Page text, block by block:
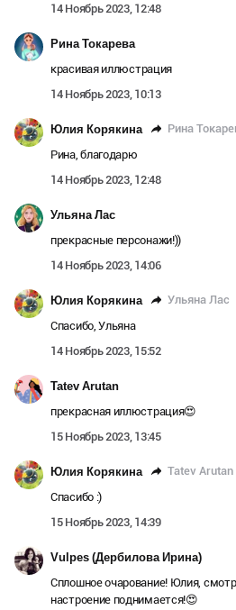
14 Ноябрь 2023, 12:48
Рина Токарева
красивая иллюстрация
14 Ноябрь 2023, 10:13
Юлия Корякина Рина
Рина, благодарю
14 Ноябрь 2023, 12:48
Ульяна Лас
прекрасные персонажи!))
14 Ноябрь 2023, 14:06
Юлия Корякина Ульяна Лас
Спасибо, Ульяна
14 Ноябрь 2023, 15:52
Tatev Arutan
прекрасная иллюстрация😍
15 Ноябрь 2023, 13:45
Юлия Корякина Tatev Arutan
Спасибо :)
15 Ноябрь 2023, 14:39
Vulpes (Дербилова Ирина)
Сплошное очарование! Юлия,
настроение поднимается!😍